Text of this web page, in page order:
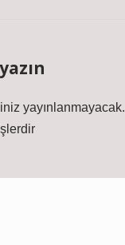
yayınlanmayacak.